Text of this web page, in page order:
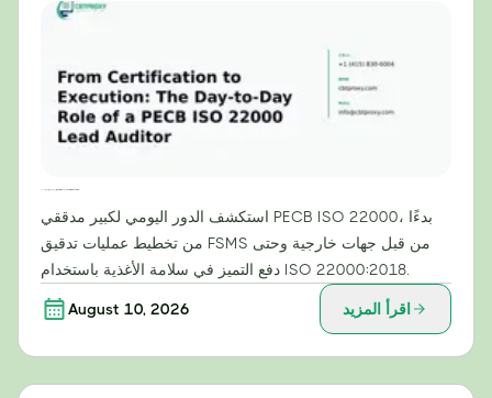
استكشف الدور اليومي لكبير مدققي PECB ISO 22000، بدءًا
من تخطيط عمليات تدقيق FSMS من قبل جهات خارجية وحتى
دفع التميز في سلامة الأغذية باستخدام ISO 22000:2018.
August 10, 2026 اقرأ المزيد